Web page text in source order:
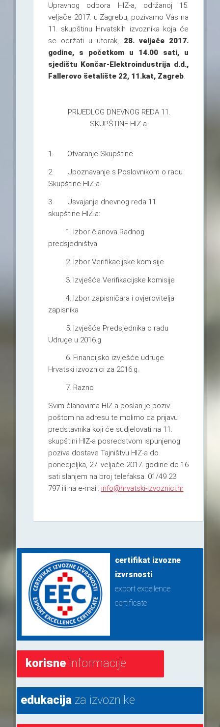
Upravnog odbora HIZ-a, održanoj 15.
veljače 2017. u Zagrebu, pozivamo Vas na
11. skupštinu Hrvatskih izvoznika koja će
se održati u utorak, 28. veljače 2017.
godine, s početkom u 14.00 sati, u
sjedištu Končar-Elektroindustrija d.d.,
Fallerovo šetalište 22, 11.kat, Zagreb.
PRIJEDLOG DNEVNOG REDA 11.
SKUPŠTINE HIZ-a
1. Otvaranje Skupštine
2. Upoznavanje s Poslovnikom o radu
Skupštine HIZ-a
3. Usvajanje dnevnog reda 11.
skupštine HIZ-a:
1. Izbor članova Radnog
predsjedništva
2. Izbor Verifikacijske komisije
3. Izvješće Verifikacijske komisije
4. Izbor zapisničara i ovjerovitelja
zapisnika
5. Izvješće Predsjednika o radu
Udruge u 2016.g.
6. Financijsko izvješće udruge
Hrvatski izvoznici za 2016.g.
7. Razno
Svim članovima HIZ-a poslan je poziv
poštom na adresu te molimo da prijavu
predstavnika koji će sudjelovati na 11.
skupštini HIZ-a posredstvom ispunjenog
poziva dostave Tajništvu HIZ-a do
ponedjeljka, 27. veljače 2017. godine do 16
sati slanjem na broj telefaksa: 01/49 23
797 ili na e-mail: info@hrvatski-izvoznici.hr
certifikat izvozne
izvrsnosti
export excellence
certificate
korisneinformacije
edukacijaza izvoznike